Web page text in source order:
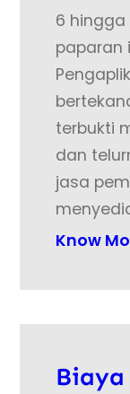
6 hingga
paparan
terbukti
dan
jasa
Know
Biaya